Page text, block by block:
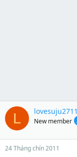
L lovesuju2711
New member
24 Tháng chín 2011